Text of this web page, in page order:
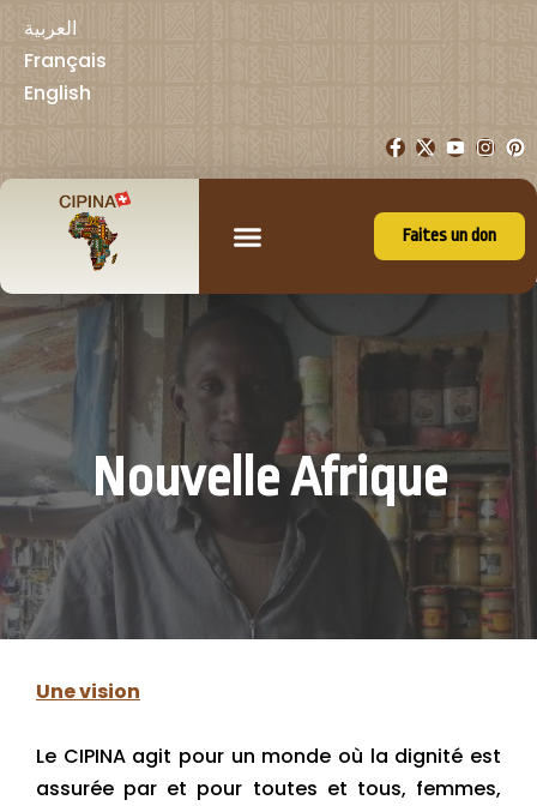
العربية
Français
English
Faites un don
Nouvelle Afrique
Une vision
Le CIPINA agit pour un monde où la dignité est
assurée par et pour toutes et tous, femmes,